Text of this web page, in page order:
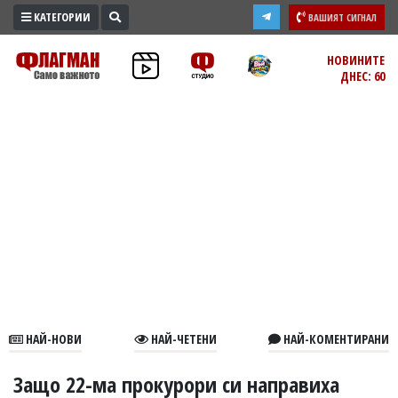
ПРОМО
ЗОНА
В
КАТЕГОРИИ ВАШИЯТ СИГНАЛ
НОВИНИТЕ
ДНЕС: 60
НАЙ-НОВИ НАЙ-ЧЕТЕНИ НАЙ-КОМЕНТИРАНИ
Защо 22-ма прокурори си направиха